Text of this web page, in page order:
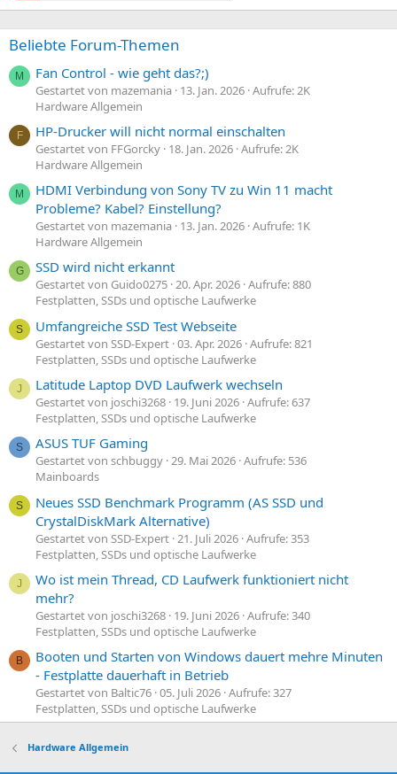
Beliebte Forum-Themen
M Fan Control - wie geht das?;)
Gestartet von mazemania 13. Jan. 2026 Aufrufe: 2K
Hardware Allgemein
F HP-Drucker will nicht normal einschalten
Gestartet von FFGorcky 18. Jan. 2026 Aufrufe: 2K
Hardware Allgemein
M
HDMI Verbindung von Sony TV zu Win 11 macht
Probleme? Kabel? Einstellung?
Gestartet von mazemania 13. Jan. 2026 Aufrufe: 1K
Hardware Allgemein
G SSD wird nicht erkannt
Gestartet von Guido0275 20. Apr. 2026 Aufrufe: 880
Festplatten, SSDs und optische Laufwerke
S Umfangreiche SSD Test Webseite
Gestartet von SSD-Expert 03. Apr. 2026 Aufrufe: 821
Festplatten, SSDs und optische Laufwerke
J Latitude Laptop DVD Laufwerk wechseln
Gestartet von joschi3268 19. Juni 2026 Aufrufe: 637
Festplatten, SSDs und optische Laufwerke
S ASUS TUF Gaming
Gestartet von schbuggy 29. Mai 2026 Aufrufe: 536
Mainboards
S
Neues SSD Benchmark Programm (AS SSD und
CrystalDiskMark Alternative)
Gestartet von SSD-Expert 21. Juli 2026 Aufrufe: 353
Festplatten, SSDs und optische Laufwerke
J
Wo ist mein Thread, CD Laufwerk funktioniert nicht
mehr?
Gestartet von joschi3268 19. Juni 2026 Aufrufe: 340
Festplatten, SSDs und optische Laufwerke
B
Booten und Starten von Windows dauert mehre Minuten
- Festplatte dauerhaft in Betrieb
Gestartet von Baltic76 05. Juli 2026 Aufrufe: 327
Festplatten, SSDs und optische Laufwerke
Hardware Allgemein